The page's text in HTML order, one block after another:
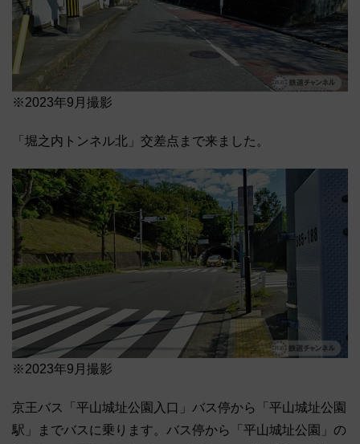
※2023年9月撮影
「堀之内トンネル北」交差点まで来ました。
※2023年9月撮影
京王バス「平山城址公園入口」バス停から「平山城址公園
駅」までバスに乗ります。バス停から「平山城址公園」の